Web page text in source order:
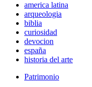
america latina
arqueologia
biblia
curiosidad
devocion
españa
historia del arte
Patrimonio